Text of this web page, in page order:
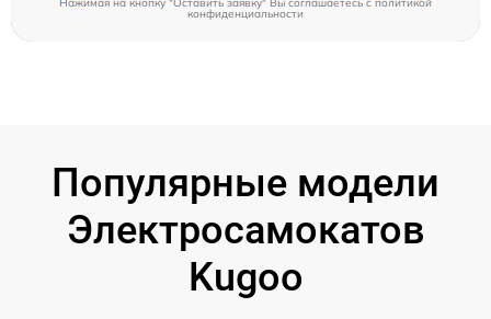
конфиденциальности
Популярные модели
Электросамокатов
Kugoo